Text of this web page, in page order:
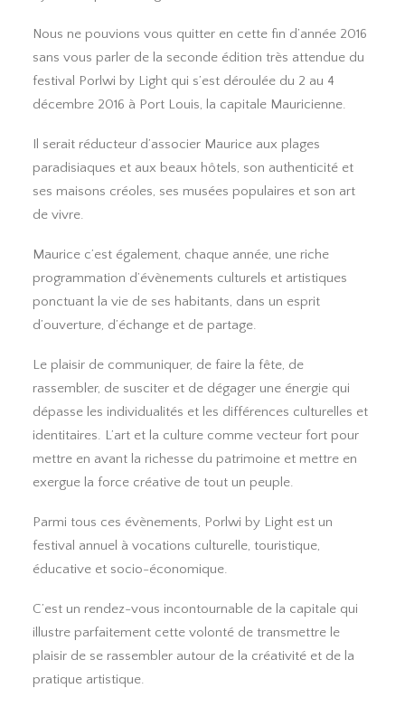
Nous ne pouvions vous quitter en cette fin d’année 2016
sans vous parler de la seconde édition très attendue du
festival Porlwi by Light qui s’est déroulée du 2 au 4
décembre 2016 à Port Louis, la capitale Mauricienne.
Il serait réducteur d’associer Maurice aux plages
paradisiaques et aux beaux hôtels, son authenticité et
ses maisons créoles, ses musées populaires et son art
de vivre.
Maurice c’est également, chaque année, une riche
programmation d’évènements culturels et artistiques
ponctuant la vie de ses habitants, dans un esprit
d’ouverture, d’échange et de partage.
Le plaisir de communiquer, de faire la fête, de
rassembler, de susciter et de dégager une énergie qui
dépasse les individualités et les différences culturelles et
identitaires. L’art et la culture comme vecteur fort pour
mettre en avant la richesse du patrimoine et mettre en
exergue la force créative de tout un peuple.
Parmi tous ces évènements, Porlwi by Light est un
festival annuel à vocations culturelle, touristique,
éducative et socio-économique.
C’est un rendez-vous incontournable de la capitale qui
illustre parfaitement cette volonté de transmettre le
plaisir de se rassembler autour de la créativité et de la
pratique artistique.